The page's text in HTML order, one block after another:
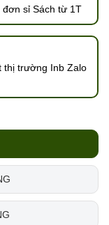
sỉ Sách từ 1T
thị trường Inb Zalo